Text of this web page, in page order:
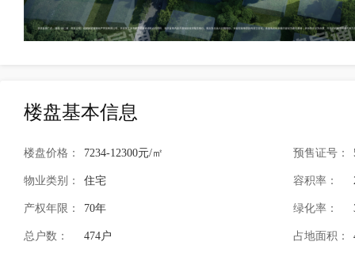
楼盘基本信息
楼盘价格： 7234-12300元/㎡ 预售证号：
物业类别： 住宅 容积率：
产权年限： 70年 绿化率：
总户数： 474户 占地面积：